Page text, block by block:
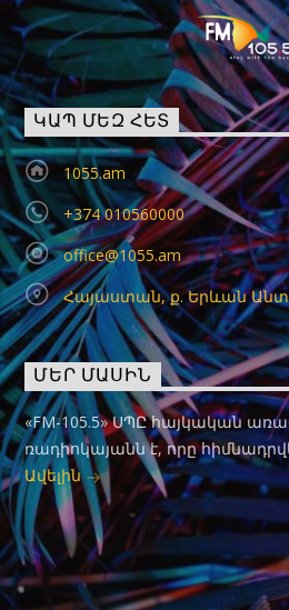
ԿԱՊ ՄԵԶ ՀԵՏ
1055.am
+374 010560000
office@1055.am
Հայաստան, ք. Երևան
ՄԵՐ ՄԱՍԻՆ
«FM-105.5» ՍՊԸ հայկական
ռադիոկայանն է, որը
Ավելին